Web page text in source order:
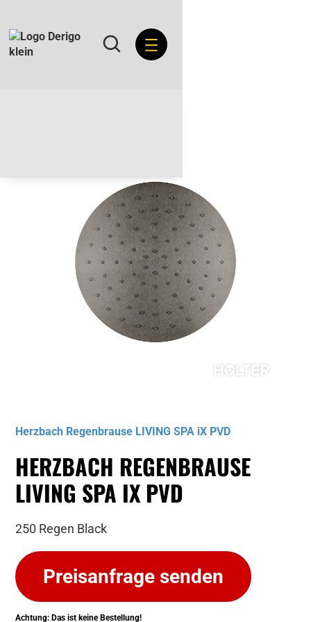
Herzbach Regenbrause LIVING SPA iX PVD
HERZBACH REGENBRAUSE
LIVING SPA IX PVD
250 Regen Black
Preisanfrage senden
Achtung: Das ist keine Bestellung!